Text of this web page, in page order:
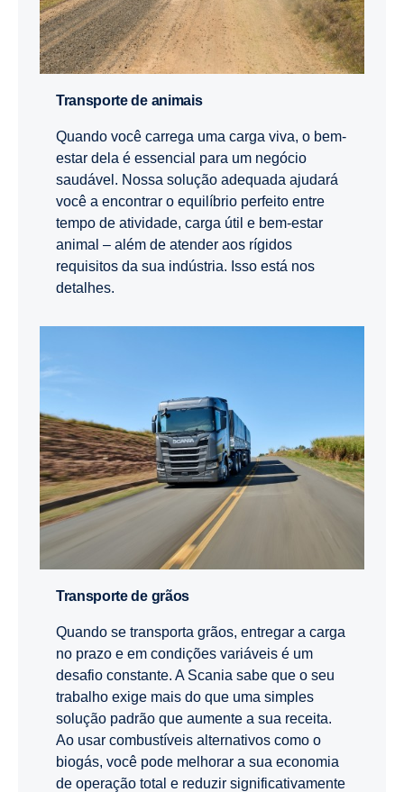
Transporte de animais
Quando você carrega uma carga viva, o bem-
estar dela é essencial para um negócio
saudável. Nossa solução adequada ajudará
você a encontrar o equilíbrio perfeito entre
tempo de atividade, carga útil e bem-estar
animal – além de atender aos rígidos
requisitos da sua indústria. Isso está nos
detalhes.
Transporte de grãos
Quando se transporta grãos, entregar a carga
no prazo e em condições variáveis é um
desafio constante. A Scania sabe que o seu
trabalho exige mais do que uma simples
solução padrão que aumente a sua receita.
Ao usar combustíveis alternativos como o
biogás, você pode melhorar a sua economia
de operação total e reduzir significativamente